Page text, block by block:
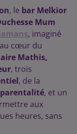
, le bar Melkior
Mum
, imaginé
cœur du
Mathis,
, trois
, de la
parentalité, et un
aux
heures, sans